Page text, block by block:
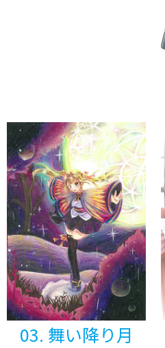
03. 舞い降り月